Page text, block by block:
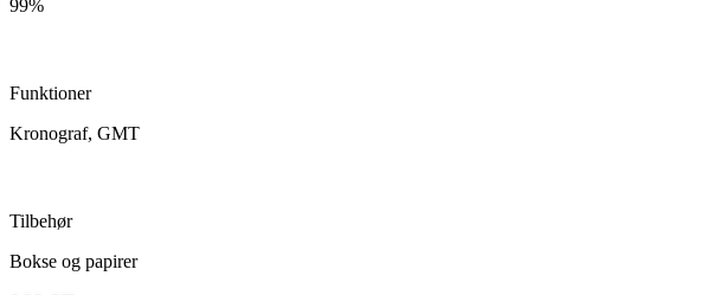
99%
Funktioner
Kronograf, GMT
Tilbehør
Bokse og papirer